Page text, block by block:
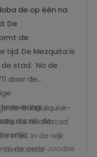
de op één na
De
de
tijd. De Mezquita is
stad. Na de
door de
als de
de oude Joodse
de Guadalquivir-
de hoofdstad
stad. In de wijk
terracotta